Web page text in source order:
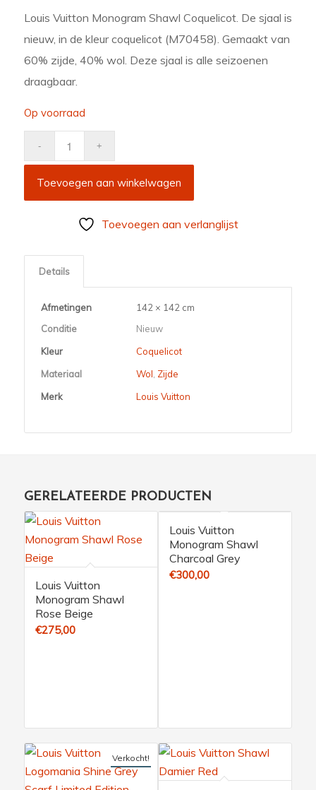
Louis Vuitton Monogram Shawl Coquelicot. De sjaal is
nieuw, in de kleur coquelicot (M70458). Gemaakt van
60% zijde, 40% wol. Deze sjaal is alle seizoenen
draagbaar.
Op voorraad
Toevoegen aan winkelwagen
Toevoegen aan verlanglijst
Details
Afmetingen
142 × 142 cm
Conditie
Nieuw
Kleur
Coquelicot
Materiaal
Wol, Zijde
Merk
Louis Vuitton
GERELATEERDE PRODUCTEN
Louis Vuitton
Monogram Shawl
Rose Beige
€275,00
Louis Vuitton
Monogram Shawl
Charcoal Grey
€300,00
Verkocht!